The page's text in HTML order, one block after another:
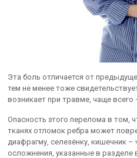
Эта боль отличается от
тем не менее тоже
возникает при травме, чаще всего
Опасность этого перелома в том,
тканях отломок ребра может
диафрагму, селезёнку, кишечник
осложнения, указанные в разделе